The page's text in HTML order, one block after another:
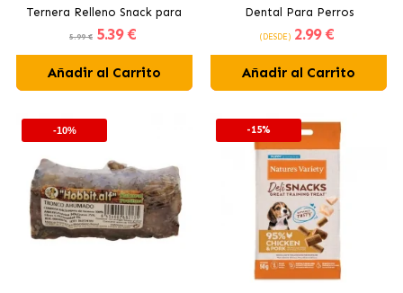
Ternera Relleno Snack para
Perros
5.99 € 5.39 €
Añadir al Carrito
Dental Para Perros
(DESDE) 2.99 €
Añadir al Carrito
-10% -15%